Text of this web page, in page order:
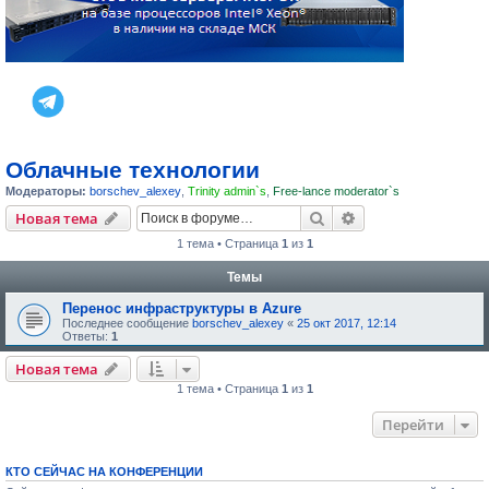
Облачные технологии
Модераторы: borschev_alexey Trinity admin`s Free-lance moderator`s
Новая тема Поиск
1 тема • Страница 1 из 1
Темы
Перенос инфраструктуры в Azure
Последнее сообщение borschev_alexey « 25 окт 2017, 12:14
Ответы: 1
Новая тема
1 тема • Страница 1 из 1
Перейти
КТО СЕЙЧАС НА КОНФЕРЕНЦИИ